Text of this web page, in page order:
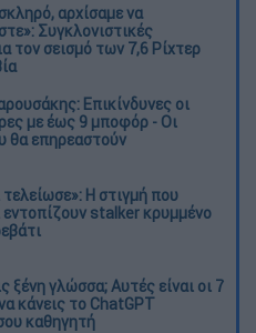
αρχίσαμε να
Συγκλονιστικές
τον σεισμό των 7,6 Ρίχτερ
Επικίνδυνες οι
με έως 9 μποφόρ - Οι
θα επηρεαστούν
τελείωσε»: Η στιγμή που
εντοπίζουν stalker κρυμμένο
ξένη γλώσσα; Αυτές είναι οι 7
κάνεις το ChatGPT
καθηγητή